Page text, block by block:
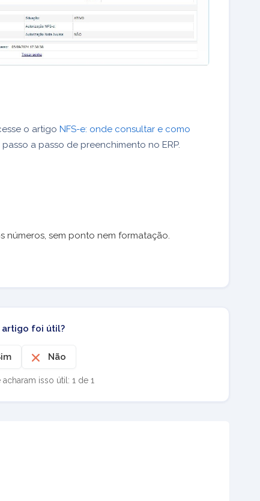
o artigo NFS-e: onde consultar e como
a passo de preenchimento no ERP.
números, sem ponto nem formatação.
artigo foi útil?
Não
isso útil: 1 de 1